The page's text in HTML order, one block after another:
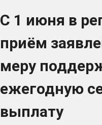
С 1 июня в
приём
меру
ежегодную
выплату